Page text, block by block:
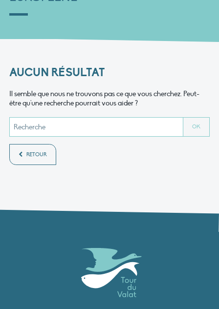
AUCUN RÉSULTAT
Il semble que nous ne trouvons pas ce que vous cherchez. Peut-
être qu'une recherche pourrait vous aider ?
RETOUR